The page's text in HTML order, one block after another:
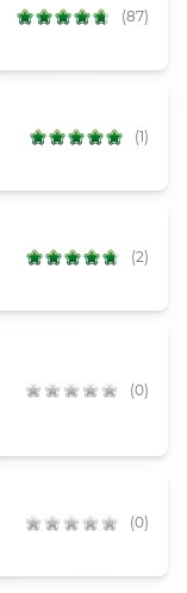
(87)
(1)
(2)
(0)
(0)